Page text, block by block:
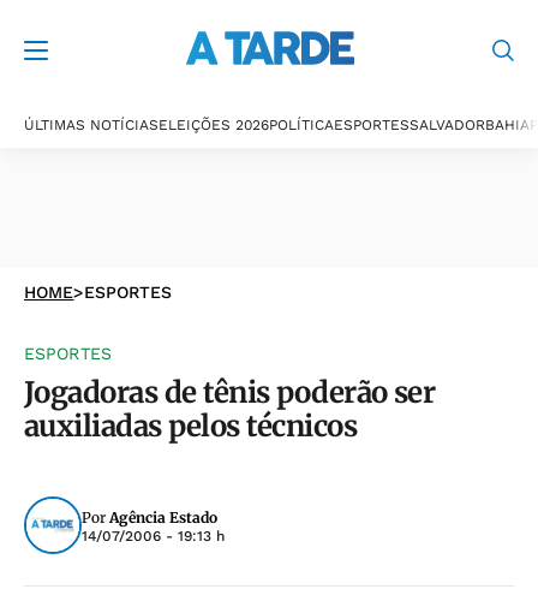
ÚLTIMAS NOTÍCIASELEIÇÕES 2026POLÍTICAESPORTESSALVADORBAHIA
HOME>ESPORTES
ESPORTES
Jogadoras de tênis poderão ser
auxiliadas pelos técnicos
PorAgência Estado
14/07/2006 - 19:13 h